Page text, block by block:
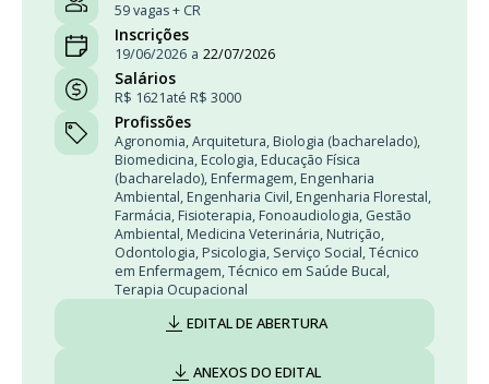
59 vagas + CR
Inscrições
19/06/2026 a 22/07/2026
Salários
R$ 1621até R$ 3000
Profissões
Agronomia,Arquitetura, Biologia (bacharelado),
Biomedicina, Ecologia, Educação Física
(bacharelado), Enfermagem, Engenharia
Ambiental, Engenharia Civil, Engenharia Florestal,
Farmácia, Fisioterapia, Fonoaudiologia, Gestão
Ambiental, Medicina Veterinária, Nutrição,
Odontologia, Psicologia, Serviço Social,Técnico
em Enfermagem,Técnico em Saúde Bucal,
Terapia Ocupacional
EDITAL DE ABERTURA
ANEXOS DO EDITAL